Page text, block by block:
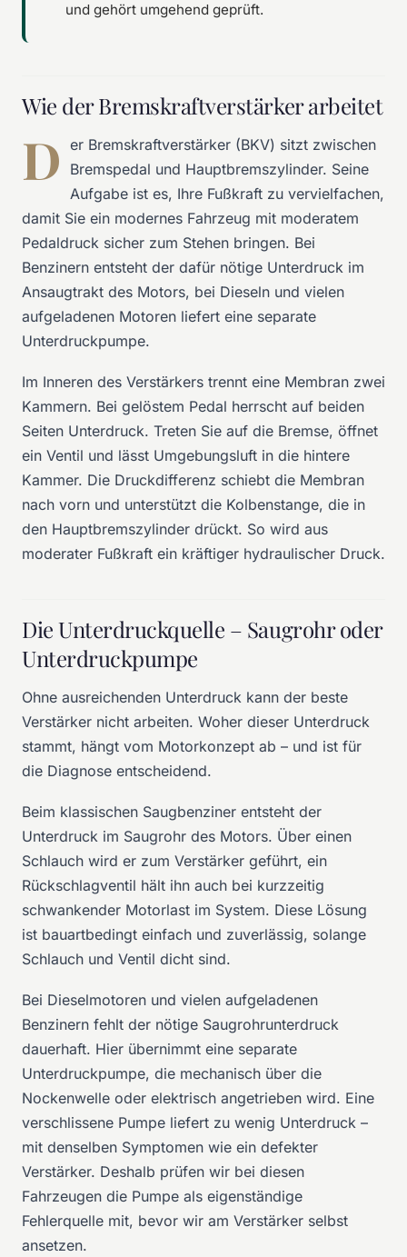
und gehört umgehend geprüft.
Wie der Bremskraftverstärker arbeitet
D er Bremskraftverstärker (BKV) sitzt zwischen
Bremspedal und Hauptbremszylinder. Seine
Aufgabe ist es, Ihre Fußkraft zu vervielfachen,
damit Sie ein modernes Fahrzeug mit moderatem
Pedaldruck sicher zum Stehen bringen. Bei
Benzinern entsteht der dafür nötige Unterdruck im
Ansaugtrakt des Motors, bei Dieseln und vielen
aufgeladenen Motoren liefert eine separate
Unterdruckpumpe.
Im Inneren des Verstärkers trennt eine Membran zwei
Kammern. Bei gelöstem Pedal herrscht auf beiden
Seiten Unterdruck. Treten Sie auf die Bremse, öffnet
ein Ventil und lässt Umgebungsluft in die hintere
Kammer. Die Druckdifferenz schiebt die Membran
nach vorn und unterstützt die Kolbenstange, die in
den Hauptbremszylinder drückt. So wird aus
moderater Fußkraft ein kräftiger hydraulischer Druck.
Die Unterdruckquelle – Saugrohr oder
Unterdruckpumpe
Ohne ausreichenden Unterdruck kann der beste
Verstärker nicht arbeiten. Woher dieser Unterdruck
stammt, hängt vom Motorkonzept ab – und ist für
die Diagnose entscheidend.
Beim klassischen Saugbenziner entsteht der
Unterdruck im Saugrohr des Motors. Über einen
Schlauch wird er zum Verstärker geführt, ein
Rückschlagventil hält ihn auch bei kurzzeitig
schwankender Motorlast im System. Diese Lösung
ist bauartbedingt einfach und zuverlässig, solange
Schlauch und Ventil dicht sind.
Bei Dieselmotoren und vielen aufgeladenen
Benzinern fehlt der nötige Saugrohrunterdruck
dauerhaft. Hier übernimmt eine separate
Unterdruckpumpe, die mechanisch über die
Nockenwelle oder elektrisch angetrieben wird. Eine
verschlissene Pumpe liefert zu wenig Unterdruck –
mit denselben Symptomen wie ein defekter
Verstärker. Deshalb prüfen wir bei diesen
Fahrzeugen die Pumpe als eigenständige
Fehlerquelle mit, bevor wir am Verstärker selbst
ansetzen.